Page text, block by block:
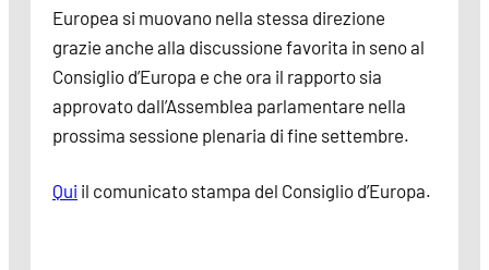
Europea si muovano nella stessa direzione
grazie anche alla discussione favorita in seno al
Consiglio d’Europa e che ora il rapporto sia
approvato dall’Assemblea parlamentare nella
prossima sessione plenaria di fine settembre.
Qui il comunicato stampa del Consiglio d’Europa.